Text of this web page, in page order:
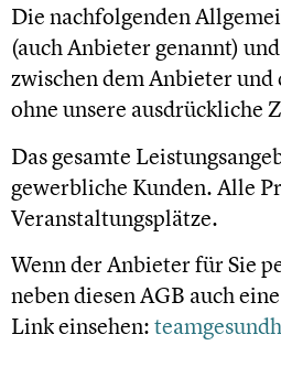
Die nachfolgenden
(auch Anbieter genannt)
zwischen dem Anbieter
ohne unsere ausdrückliche
Das gesamte
gewerbliche Kunden. Alle
Veranstaltungsplätze.
Wenn der Anbieter für Sie
neben diesen AGB auch
Link einsehen: